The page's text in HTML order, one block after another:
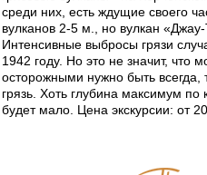
среди них, есть ждущие своего
вулканов 2-5 м., но вулкан
Интенсивные выбросы грязи
1942 году. Но это не значит, что
осторожными нужно быть всегда,
грязь. Хоть глубина максимум
будет мало. Цена экскурсии: от